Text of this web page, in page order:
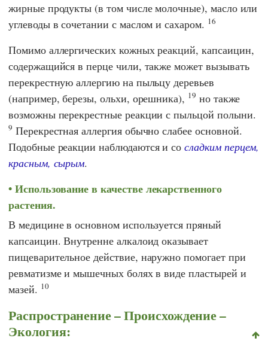
жирные продукты (в том числе молочные), масло или
углеводы в сочетании с маслом и сахаром. 16
Помимо аллергических кожных реакций, капсаицин,
содержащийся в перце чили, также может вызывать
перекрестную аллергию на пыльцу деревьев
(например, березы, ольхи, орешника), 19 но также
возможны перекрестные реакции с пыльцой полыни.
9 Перекрестная аллергия обычно слабее основной.
Подобные реакции наблюдаются и сосладким перцем,
красным, сырым.
Использование в качестве лекарственного
растения.
В медицине в основном используется пряный
капсаицин. Внутренне алкалоид оказывает
пищеварительное действие, наружно помогает при
ревматизме и мышечных болях в виде пластырей и
мазей. 10
Распространение – Происхождение –
Экология: